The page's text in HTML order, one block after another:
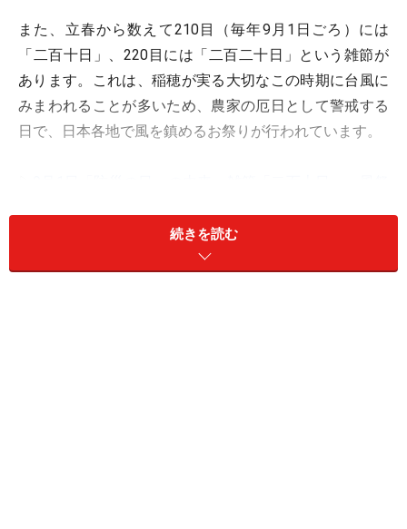
また、立春から数えて210目（毎年9月1日ごろ）には
「二百十日」 、220目には 「二百二十日」 という雑節が
あります。これは、稲穂が実る大切なこの時期に台風に
みまわれることが多いため、農家の厄日として警戒する
日で、日本各地で風を鎮めるお祭りが行われています。
四季折々に吹くさまざまな風には、独特の呼び名があり
続きを読む